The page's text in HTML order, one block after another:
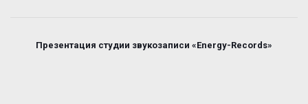
Презентация студии звукозаписи «Energy-Records»